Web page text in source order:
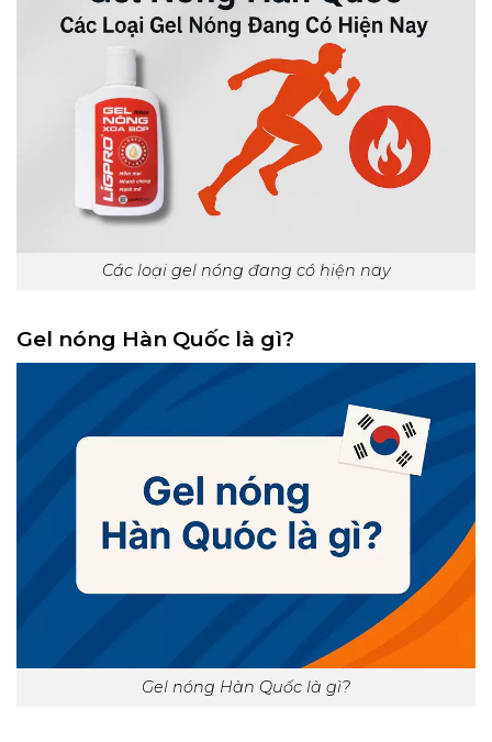
Các loại gel nóng đang có hiện nay
Gel nóng Hàn Quốc là gì?
Gel nóng Hàn Quốc là gì?